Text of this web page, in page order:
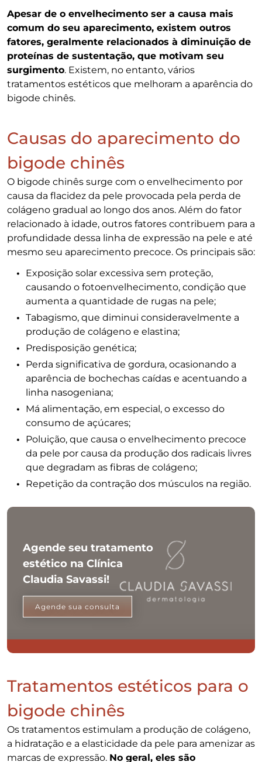
Apesar de o envelhecimento ser a causa mais
comum do seu aparecimento, existem outros
fatores, geralmente relacionados à diminuição de
proteínas de sustentação, que motivam seu
surgimento. Existem, no entanto, vários
tratamentos estéticos que melhoram a aparência do
bigode chinês.
Causas do aparecimento do
bigode chinês
O bigode chinês surge com o envelhecimento por
causa da flacidez da pele provocada pela perda de
colágeno gradual ao longo dos anos. Além do fator
relacionado à idade, outros fatores contribuem para a
profundidade dessa linha de expressão na pele e até
mesmo seu aparecimento precoce. Os principais são:
Exposição solar excessiva sem proteção,
causando o fotoenvelhecimento, condição que
aumenta a quantidade de rugas na pele;
Tabagismo, que diminui consideravelmente a
produção de colágeno e elastina;
Predisposição genética;
Perda significativa de gordura, ocasionando a
aparência de bochechas caídas e acentuando a
linha nasogeniana;
Má alimentação, em especial, o excesso do
consumo de açúcares;
Poluição, que causa o envelhecimento precoce
da pele por causa da produção dos radicais livres
que degradam as fibras de colágeno;
Repetição da contração dos músculos na região.
Agende seu tratamento
estético na Clínica
Claudia Savassi!
Agende sua consulta
Tratamentos estéticos para o
bigode chinês
Os tratamentos estimulam a produção de colágeno,
a hidratação e a elasticidade da pele para amenizar as
marcas de expressão. No geral, eles são